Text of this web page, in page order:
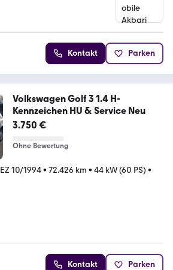
Kontakt Parken
Volkswagen Golf 3 1.4 H-
Kennzeichen HU & Service Neu
3.750 €
Ohne Bewertung
EZ 10/1994• 72.426 km • 44 kW (60 PS) •
Kontakt Parken